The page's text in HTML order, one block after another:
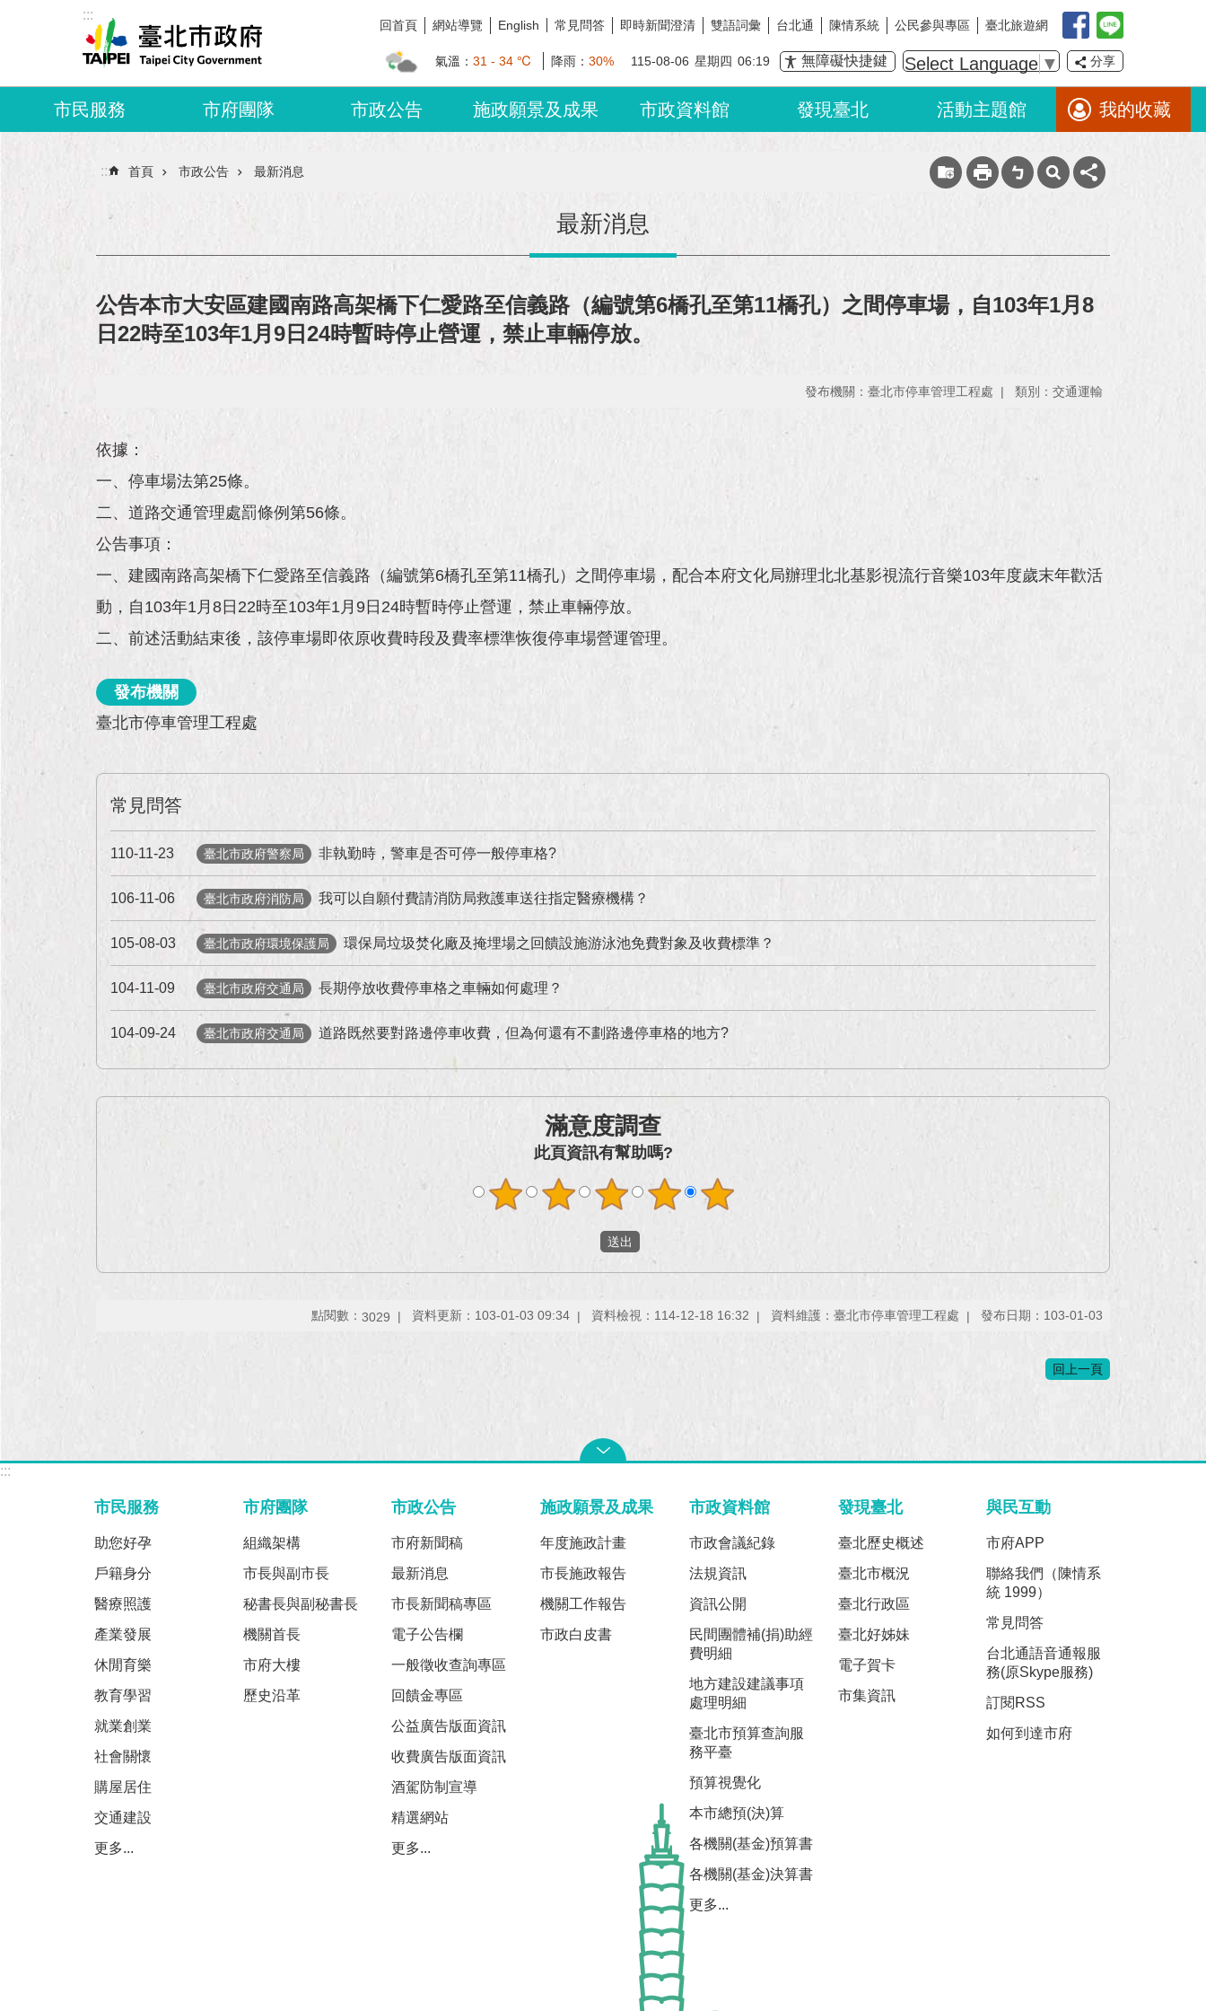
跳到主要內容區塊
:::
回首頁 網站導覽 English 常見問答 即時新聞澄清 雙語詞彙 台北通 陳情系統 公民參與專區 臺北旅遊網
氣溫： 31 - 34 ℃ 降雨： 30% 115-08-06 星期四 06:19 無障礙快捷鍵 Select Language ▼ 分享
市民服務 市府團隊 市政公告 施政願景及成果 市政資料館 發現臺北 活動主題館 我的收藏
::: 首頁 市政公告 最新消息
最新消息
公告本市大安區建國南路高架橋下仁愛路至信義路（編號第6橋孔至第11橋孔）之間停車場，自103年1月8
日22時至103年1月9日24時暫時停止營運，禁止車輛停放。
發布機關：臺北市停車管理工程處 類別：交通運輸
依據：
一、停車場法第25條。
二、道路交通管理處罰條例第56條。
公告事項：
一、建國南路高架橋下仁愛路至信義路（編號第6橋孔至第11橋孔）之間停車場，配合本府文化局辦理北北基影視流行音樂103年度歲末年歡活
動，自103年1月8日22時至103年1月9日24時暫時停止營運，禁止車輛停放。
二、前述活動結束後，該停車場即依原收費時段及費率標準恢復停車場營運管理。
發布機關
臺北市停車管理工程處
常見問答
110-11-23 臺北市政府警察局 非執勤時，警車是否可停一般停車格?
106-11-06 臺北市政府消防局 我可以自願付費請消防局救護車送往指定醫療機構？
105-08-03 臺北市政府環境保護局 環保局垃圾焚化廠及掩埋場之回饋設施游泳池免費對象及收費標準？
104-11-09 臺北市政府交通局 長期停放收費停車格之車輛如何處理？
104-09-24 臺北市政府交通局 道路既然要對路邊停車收費，但為何還有不劃路邊停車格的地方?
滿意度調查
此頁資訊有幫助嗎?
點閱數： 3029 資料更新：103-01-03 09:34 資料檢視：114-12-18 16:32 資料維護：臺北市停車管理工程處 發布日期：103-01-03
回上一頁
:::
市民服務
助您好孕
戶籍身分
醫療照護
產業發展
休閒育樂
教育學習
就業創業
社會關懷
購屋居住
交通建設
更多...
市府團隊
組織架構
市長與副市長
秘書長與副秘書長
機關首長
市府大樓
歷史沿革
市政公告
市府新聞稿
最新消息
市長新聞稿專區
電子公告欄
一般徵收查詢專區
回饋金專區
公益廣告版面資訊
收費廣告版面資訊
酒駕防制宣導
精選網站
更多...
施政願景及成果
年度施政計畫
市長施政報告
機關工作報告
市政白皮書
市政資料館
市政會議紀錄
法規資訊
資訊公開
民間團體補(捐)助經
費明細
地方建設建議事項
處理明細
臺北市預算查詢服
務平臺
預算視覺化
本市總預(決)算
各機關(基金)預算書
各機關(基金)決算書
更多...
發現臺北
臺北歷史概述
臺北市概況
臺北行政區
臺北好姊妹
電子賀卡
市集資訊
與民互動
市府APP
聯絡我們（陳情系
統 1999）
常見問答
台北通語音通報服
務(原Skype服務)
訂閱RSS
如何到達市府